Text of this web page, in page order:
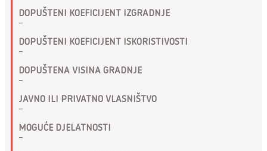
DOPUŠTENI KOEFICIJENT IZGRADNJE
–
DOPUŠTENI KOEFICIJENT ISKORISTIVOSTI
–
DOPUŠTENA VISINA GRADNJE
–
JAVNO ILI PRIVATNO VLASNIŠTVO
–
MOGUĆE DJELATNOSTI
–